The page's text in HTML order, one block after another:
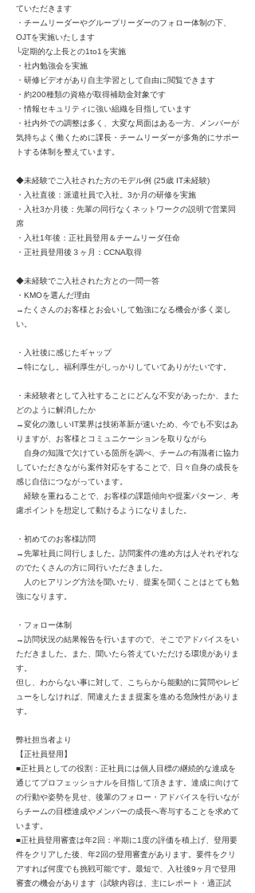
ていただきます
・チームリーダーやグループリーダーのフォロー体制の下、
OJTを実施いたします
└定期的な上長との1to1を実施
・社内勉強会を実施
・研修ビデオがあり自主学習として自由に閲覧できます
・約200種類の資格が取得補助金対象です
・情報セキュリティに強い組織を目指しています
・社内外での調整は多く、大変な局面はある一方、メンバーが
気持ちよく働くために課長・チームリーダーが多角的にサポー
トする体制を整えています。
◆未経験でご入社された方のモデル例 (25歳 IT未経験)
・入社直後：派遣社員で入社。3か月の研修を実施
・入社3か月後：先輩の同行なくネットワークの説明で営業同
席
・入社1年後：正社員登用＆チームリーダ任命
・正社員登用後３ヶ月：CCNA取得
◆未経験でご入社された方との一問一答
・KMOを選んだ理由
→たくさんのお客様とお会いして勉強になる機会が多く楽し
い。
・入社後に感じたギャップ
→特になし。福利厚生がしっかりしていてありがたいです。
・未経験者として入社することにどんな不安があったか、また
どのように解消したか
→変化の激しいIT業界は技術革新が速いため、今でも不安はあ
りますが、お客様とコミュニケーションを取りながら
自身の知識で欠けている箇所を調べ、チームの有識者に協力
していただきながら案件対応をすることで、日々自身の成長を
感じ自信につながっています。
経験を重ねることで、お客様の課題傾向や提案パターン、考
慮ポイントを想定して動けるようになりました。
・初めてのお客様訪問
→先輩社員に同行しました。訪問案件の進め方は人それぞれな
のでたくさんの方に同行いただきました。
人のヒアリング方法を聞いたり、提案を聞くことはとても勉
強になります。
・フォロー体制
→訪問状況の結果報告を行いますので、そこでアドバイスをい
ただきました。また、聞いたら答えていただける環境がありま
す。
但し、わからない事に対して、こちらから能動的に質問やレビ
ューをしなければ、間違えたまま提案を進める危険性がありま
す。
弊社担当者より
【正社員登用】
■正社員としての役割：正社員には個人目標の継続的な達成を
通じてプロフェッショナルを目指して頂きます。達成に向けて
の行動や姿勢を見せ、後輩のフォロー・アドバイスを行いなが
らチームの目標達成やメンバーの成長へ寄与することを求めて
います。
■正社員登用審査は年2回：半期に1度の評価を積上げ、登用要
件をクリアした後、年2回の登用審査があります。要件をクリ
アすれば何度でも挑戦可能です。最短で、入社後9ヶ月で登用
審査の機会があります（試験内容は、主にレポート・適正試